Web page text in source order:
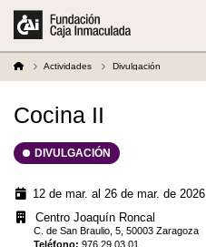
Actividades Divulgación
Cocina II
DIVULGACIÓN
12 de mar. al 26 de mar. de 2026
Centro Joaquín Roncal
C. de San Braulio, 5, 50003 Zaragoza
Teléfono:976 29 03 01